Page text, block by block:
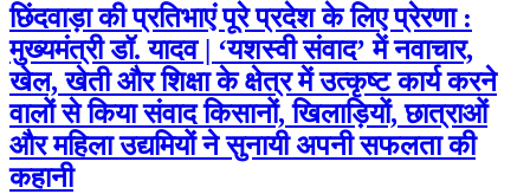
छिंदवाड़ा की प्रतिभाएं पूरे प्रदेश के लिए प्रेरणा :
मुख्यमंत्री डॉ. यादव | ‘यशस्वी संवाद’ में नवाचार,
खेल, खेती और शिक्षा के क्षेत्र में उत्कृष्ट कार्य करने
वालों से किया संवाद किसानों, खिलाड़ियों, छात्राओं
और महिला उद्यमियों ने सुनायी अपनी सफलता की
कहानी